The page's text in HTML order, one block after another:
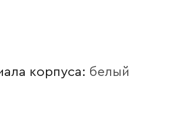
корпуса: белый